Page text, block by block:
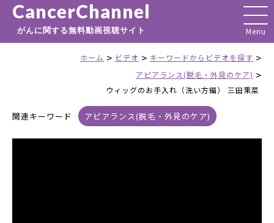
CancerChannel
がんに関する無料動画視聴サイト
ホーム > ビデオ > キーワードからビデオを探す >
アピアランス(脱毛・外見のケア) >
ウィッグのお手入れ（洗い方編） 三田果菜
関連キーワード アピアランス(脱毛・外見のケア)